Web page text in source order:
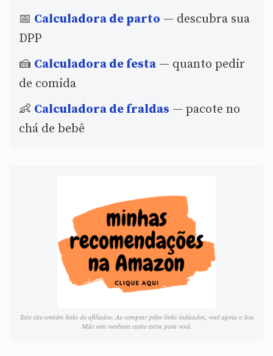
📅 Calculadora de parto — descubra sua
DPP
🍰 Calculadora de festa — quanto pedir
de comida
👶 Calculadora de fraldas — pacote no
chá de bebê
Este site contém links de afiliados. Ao comprar pelos links indicados, você apoia o Sou
Mãe sem nenhum custo extra para você.